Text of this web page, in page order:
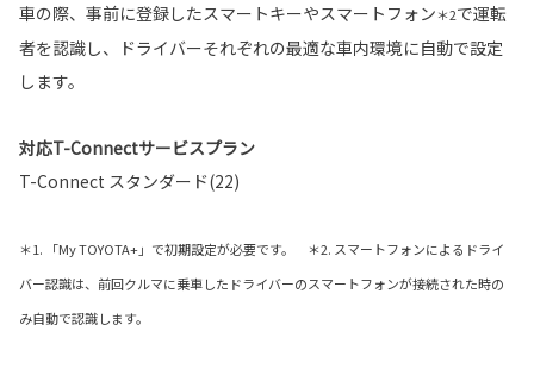
車の際、事前に登録したスマートキーやスマートフォン＊2で運転
者を認識し、ドライバーそれぞれの最適な車内環境に自動で設定
します。
対応T-Connectサービスプラン
T-Connect スタンダード(22)
＊1. 「My TOYOTA+」で初期設定が必要です。 ＊2. スマートフォンによるドライ
バー認識は、前回クルマに乗車したドライバーのスマートフォンが接続された時の
み自動で認識します。